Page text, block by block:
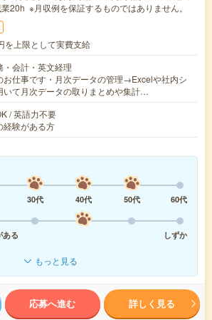
20h ※月収例を保証するものではありません。
を上限として実費支給
・会計・英文経理
お仕事です・月次データの管理→Excelや社内シ
いて月次データの取りまとめや集計…
/ 英語力不要
経験がある方
30代 40代 50代
60代
ある
しずか
もっと見る
応募へ進む 詳しく見る